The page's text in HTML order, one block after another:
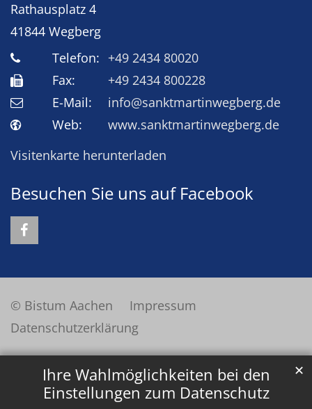
Ihre Wahlmöglichkeiten bei den
Einstellungen zum Datenschutz
✕
Rathausplatz 4
41844 Wegberg
Telefon: +49 2434 80020
Fax:
+49 2434 800228
E-Mail:
info@sanktmartinwegberg.de
Web:
www.sanktmartinwegberg.de
Visitenkarte herunterladen
Besuchen Sie uns auf Facebook
© Bistum Aachen
Impressum
Datenschutzerklärung